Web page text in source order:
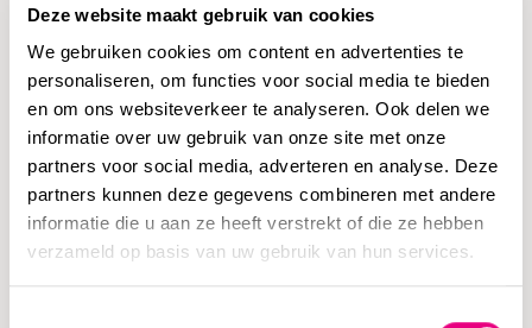
Deze website maakt gebruik van cookies
We gebruiken cookies om content en advertenties te
personaliseren, om functies voor social media te bieden
en om ons websiteverkeer te analyseren. Ook delen we
informatie over uw gebruik van onze site met onze
partners voor social media, adverteren en analyse. Deze
partners kunnen deze gegevens combineren met andere
informatie die u aan ze heeft verstrekt of die ze hebben
verzameld op basis van uw gebruik van hun services.
Marcella vult haar werkdagen met variëteit. Ze schiet
advocaten te hulp met het uitwerken van dictaten,
beantwoordt mails, en buigt zich over de post. Daarnaast
wikkelt ze faillissementen af, in samenwerking met de
curatoren en advocaten. Ze tikt conceptverslagen, schrijft
crediteuren aan, verzorgt diverse administratieve
onderdelen van het faillissement – en meer. “De leukste